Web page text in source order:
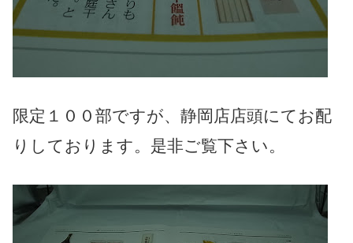
限定１００部ですが、静岡店店頭にてお配
りしております。是非ご覧下さい。